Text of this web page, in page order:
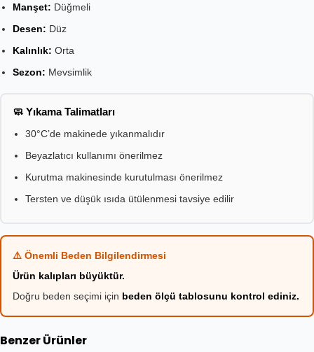
Manşet: Düğmeli
Desen: Düz
Kalınlık: Orta
Sezon: Mevsimlik
🧼 Yıkama Talimatları
30°C’de makinede yıkanmalıdır
Beyazlatıcı kullanımı önerilmez
Kurutma makinesinde kurutulması önerilmez
Tersten ve düşük ısıda ütülenmesi tavsiye edilir
⚠️ Önemli Beden Bilgilendirmesi
Ürün kalıpları büyüktür.
Doğru beden seçimi için beden ölçü tablosunu kontrol ediniz.
Benzer Ürünler